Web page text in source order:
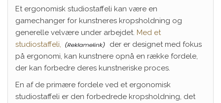
Et ergonomisk studiostaffeli kan være en
gamechanger for kunstneres kropsholdning og
generelle velvære under arbejdet. Med et
studiostaffeli,
der er designet med fokus
på ergonomi, kan kunstnere opnå en række fordele,
der kan forbedre deres kunstneriske proces.
En af de primære fordele ved et ergonomisk
studiostaffeli er den forbedrede kropsholdning, det